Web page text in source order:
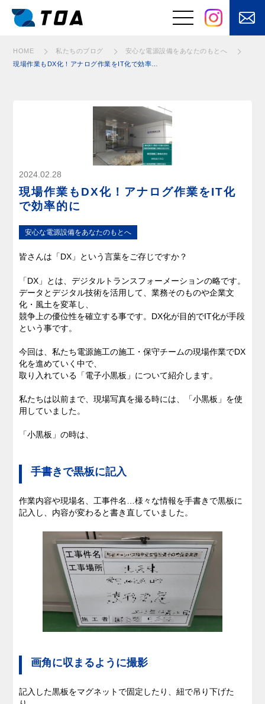
発
安⼼な電源設備を
あなたのもとへ
ー・⽤品・部品の
販売
電気・電子制御
に加えてモノを
製品・サービス
私たちのブログ
企業情報
採用情報
HOME 私たちのブログ
安⼼な電源設備をあなたのもとへ
2024.02.28
現場作業もDX化！アナログ作業をIT化
で効率的に
安⼼な電源設備をあなたのもとへ
皆さんは「DX」という言葉をご存じですか？
「DX」とは、デジタルトランスフォーメーションの略です。
データとデジタル技術を活用して、業務そのものや企業文
化・風土を変革し、
競争上の優位性を確立する事です。DX化が目的でIT化が手段
という事です。
今回は、私たち電源施工の施工・保守チームの現場作業でDX
化を進めていく中で、
取り入れている「電子小黒板」について紹介します。
私たちは以前まで、現場写真を撮る時には、「小黒板」を使
用していました。
「小黒板」の時は、
手書きで黒板に記入
作業内容や現場名、工事件名…様々な情報を手書きで黒板に
記入し、内容が変わると書き直していました。
画角に収まるように撮影
記入した黒板をマグネットで固定したり、紐で吊り下げた